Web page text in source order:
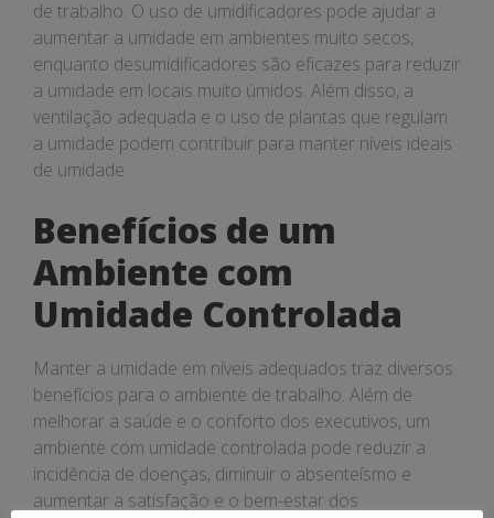
de trabalho. O uso de umidificadores pode ajudar a
aumentar a umidade em ambientes muito secos,
enquanto desumidificadores são eficazes para reduzir
a umidade em locais muito úmidos. Além disso, a
ventilação adequada e o uso de plantas que regulam
a umidade podem contribuir para manter níveis ideais
de umidade.
Benefícios de um
Ambiente com
Umidade Controlada
Manter a umidade em níveis adequados traz diversos
benefícios para o ambiente de trabalho. Além de
melhorar a saúde e o conforto dos executivos, um
ambiente com umidade controlada pode reduzir a
incidência de doenças, diminuir o absenteísmo e
aumentar a satisfação e o bem-estar dos